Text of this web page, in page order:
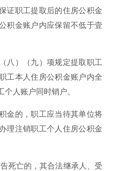
证职工提取后的住房公积金
积金账户内应保留不低于壹
八）（九）项规定提取职工
工本人住房公积金账户内全
人账户同时销户。
金的，职工应当待其单位将
理注销职工个人住房公积金
死亡的，其合法继承人、受